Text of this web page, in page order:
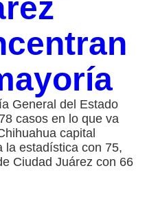
General del Estado
casos en lo que va
capital
la estadística con 75,
Ciudad Juárez con 66